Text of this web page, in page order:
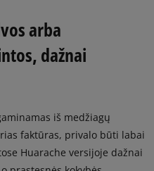
arba
dažnai
iš medžiagų
faktūras, privalo būti labai
Huarache versijoje dažnai